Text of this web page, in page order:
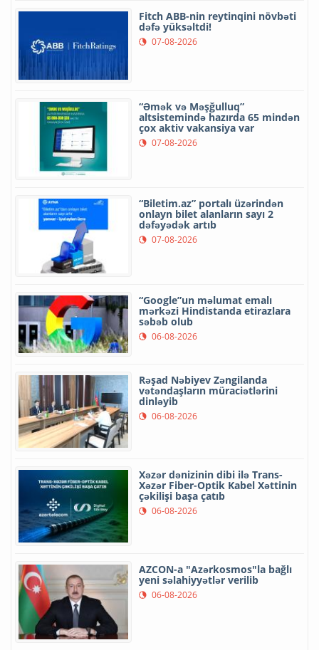
Fitch ABB-nin reytinqini növbəti
dəfə yüksəltdi!
07-08-2026
“Əmək və Məşğulluq”
altsistemində hazırda 65 mindən
çox aktiv vakansiya var
07-08-2026
“Biletim.az” portalı üzərindən
onlayn bilet alanların sayı 2
dəfəyədək artıb
07-08-2026
“Google”un məlumat emalı
mərkəzi Hindistanda etirazlara
səbəb olub
06-08-2026
Rəşad Nəbiyev Zəngilanda
vətəndaşların müraciətlərini
dinləyib
06-08-2026
Xəzər dənizinin dibi ilə Trans-
Xəzər Fiber-Optik Kabel Xəttinin
çəkilişi başa çatıb
06-08-2026
AZCON-a "Azərkosmos"la bağlı
yeni səlahiyyətlər verilib
06-08-2026